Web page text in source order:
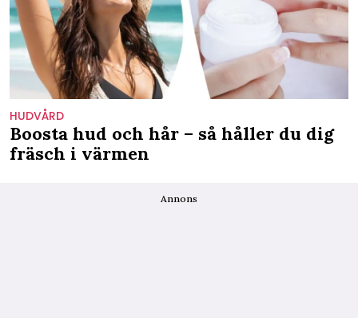
HUDVÅRD
Boosta hud och hår – så håller du dig
fräsch i värmen
Annons